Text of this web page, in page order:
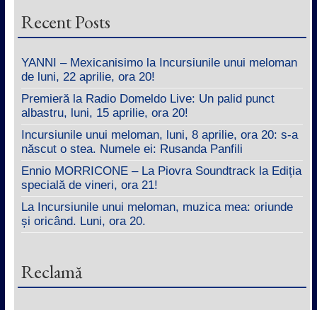
Recent Posts
YANNI – Mexicanisimo la Incursiunile unui meloman
de luni, 22 aprilie, ora 20!
Premieră la Radio Domeldo Live: Un palid punct
albastru, luni, 15 aprilie, ora 20!
Incursiunile unui meloman, luni, 8 aprilie, ora 20: s-a
născut o stea. Numele ei: Rusanda Panfili
Ennio MORRICONE – La Piovra Soundtrack la Ediția
specială de vineri, ora 21!
La Incursiunile unui meloman, muzica mea: oriunde
și oricând. Luni, ora 20.
Reclamă